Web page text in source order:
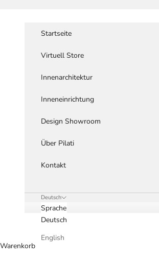
Startseite
Virtuell Store
Innenarchitektur
Inneneinrichtung
Design Showroom
Über Pilati
Kontakt
Deutsch
Sprache
Deutsch
English
Warenkorb